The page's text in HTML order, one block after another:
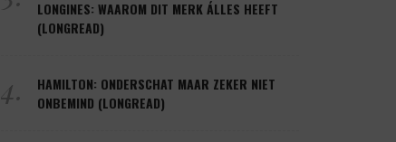
LONGINES: WAAROM DIT MERK ÁLLES HEEFT
(LONGREAD)
4.
HAMILTON: ONDERSCHAT MAAR ZEKER NIET
ONBEMIND (LONGREAD)